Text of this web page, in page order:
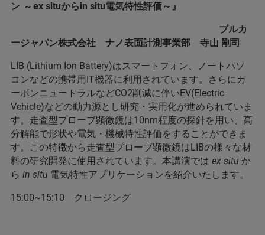
ン ~ ex situからin situ電気特性評価～ 』
ブルカ
ージャパン株式会社 ナノ表面計測事業部 寺山 剛司
LIB (Lithium Ion Battery)はスマートフォン、ノートパソ
コンなどの携帯用IT機器に利用されています。さらにカ
ーボンニュートラルなどCO2削減に伴いEV(Electric
Vehicle)などの動力源とし研究・実用化が進められていま
す。走査型プローブ顕微鏡は10nm程度の探針を用い、高
分解能で形状や電気・機械特性評価をすることができま
す。この特徴から走査型プローブ顕微鏡はLIBの様々な材
料の研究開発に使用されています。本講演では ex situ か
ら in situ 電気特性アプリケーションを紹介いたします。
15:00~15:10 クロージング